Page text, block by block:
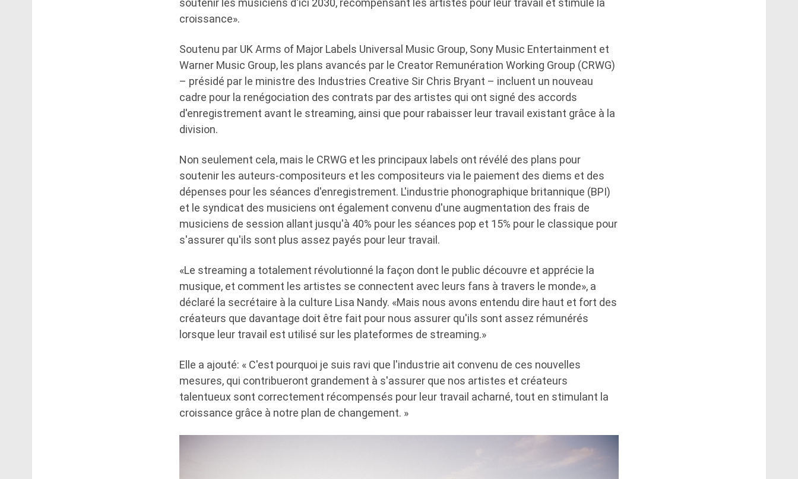
croissance».
Soutenu par UK Arms of Major Labels Universal Music Group, Sony Music Entertainment et
Warner Music Group, les plans avancés par le Creator Remunération Working Group (CRWG)
– présidé par le ministre des Industries Creative Sir Chris Bryant – incluent un nouveau
cadre pour la renégociation des contrats par des artistes qui ont signé des accords
d'enregistrement avant le streaming, ainsi que pour rabaisser leur travail existant grâce à la
division.
Non seulement cela, mais le CRWG et les principaux labels ont révélé des plans pour
soutenir les auteurs-compositeurs et les compositeurs via le paiement des diems et des
dépenses pour les séances d'enregistrement. L'industrie phonographique britannique (BPI)
et le syndicat des musiciens ont également convenu d'une augmentation des frais de
musiciens de session allant jusqu'à 40% pour les séances pop et 15% pour le classique pour
s'assurer qu'ils sont plus assez payés pour leur travail.
«Le streaming a totalement révolutionné la façon dont le public découvre et apprécie la
musique, et comment les artistes se connectent avec leurs fans à travers le monde», a
déclaré la secrétaire à la culture Lisa Nandy. «Mais nous avons entendu dire haut et fort des
créateurs que davantage doit être fait pour nous assurer qu'ils sont assez rémunérés
lorsque leur travail est utilisé sur les plateformes de streaming.»
Elle a ajouté: « C'est pourquoi je suis ravi que l'industrie ait convenu de ces nouvelles
mesures, qui contribueront grandement à s'assurer que nos artistes et créateurs
talentueux sont correctement récompensés pour leur travail acharné, tout en stimulant la
croissance grâce à notre plan de changement. »